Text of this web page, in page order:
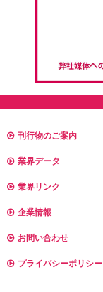
刊行物のご案内
業界データ
業界リンク
企業情報
お問い合わせ
プライバシーポリシー